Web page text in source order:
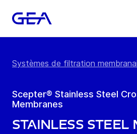
Systèmes de filtration
Scepter® Stainless Steel
Membranes
Stainless Steel